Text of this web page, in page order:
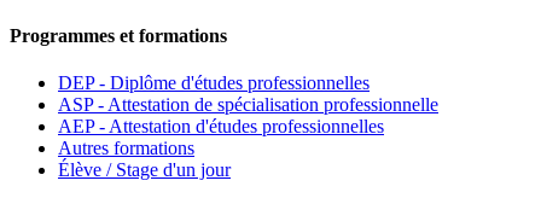
Programmes et formations
DEP - Diplôme d'études professionnelles
ASP - Attestation de spécialisation professionnelle
AEP - Attestation d'études professionnelles
Autres formations
Élève / Stage d'un jour